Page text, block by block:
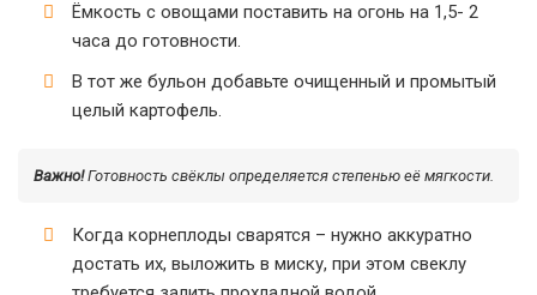
Ёмкость с овощами поставить на огонь на 1,5- 2
часа до готовности.
В тот же бульон добавьте очищенный и промытый
целый картофель.
Важно!Готовность свёклы определяется степенью её мягкости.
Когда корнеплоды сварятся – нужно аккуратно
достать их, выложить в миску, при этом свеклу